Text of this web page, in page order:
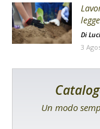
legge
Di
3
Un modo